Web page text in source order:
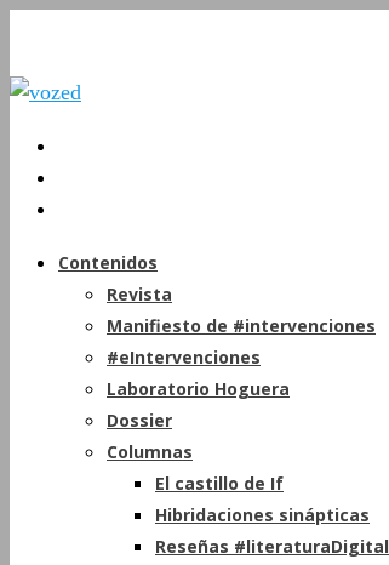
Contenidos
Revista
Manifiesto de #intervenciones
#eIntervenciones
Laboratorio Hoguera
Dossier
Columnas
El castillo de If
Hibridaciones sinápticas
Reseñas #literaturaDigital